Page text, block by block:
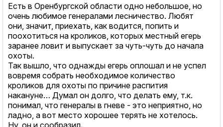
Есть в Оренбургской области одно небольшое, но
очень любимое генералами лесничество. Любят
они, значит, приехать, как водится, попить и
поохотиться на кроликов, которых местный егерь
заранее ловит и выпускает за чуть-чуть до начала
охоты.
Так вышло, что однажды егерь оплошал и не успел
вовремя собрать необходимое количество
кроликов для охоты по причине распития
накануне… Думал он долго, что делать ему, т.к.
понимал, что генералы в гневе - это неприятно, но
ладно, а вот место хорошее терять не хотелось.
Ну, он и сообразил.